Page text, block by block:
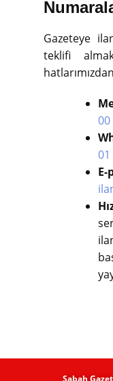
Gazeteye
teklifi
00
01
E-
Sabah